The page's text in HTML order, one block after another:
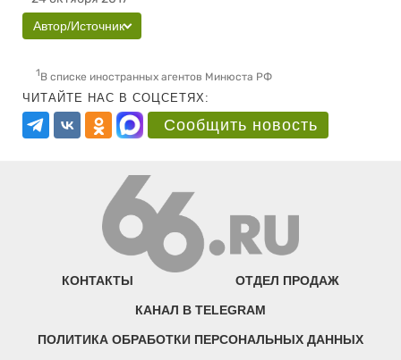
Автор/Источник
1В списке иностранных агентов Минюста РФ
ЧИТАЙТЕ НАС В СОЦСЕТЯХ:
Сообщить новость
КОНТАКТЫ ОТДЕЛ ПРОДАЖ
КАНАЛ В TELEGRAM
ПОЛИТИКА ОБРАБОТКИ ПЕРСОНАЛЬНЫХ ДАННЫХ